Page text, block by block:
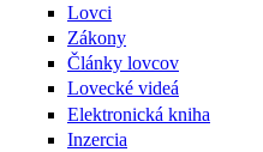
Lovci
Zákony
Články lovcov
Lovecké videá
Elektronická kniha
Inzercia